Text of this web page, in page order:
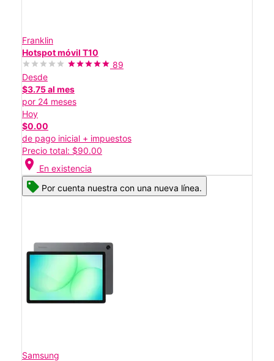
Franklin
Hotspot móvil T10
89
Desde
$3.75 al mes
por 24 meses
Hoy
$0.00
de pago inicial + impuestos
Precio total: $90.00
location_on En existencia
Por cuenta nuestra con una nueva línea.
Samsung